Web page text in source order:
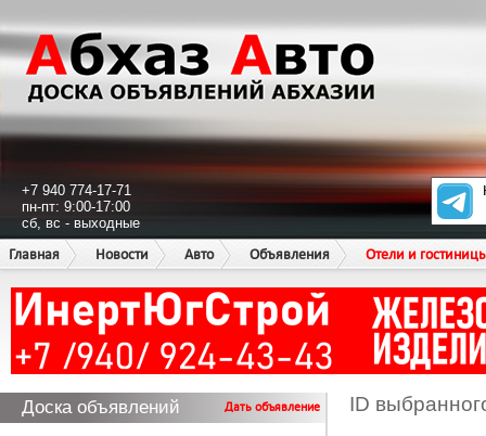
+7 940 774-17-71
пн-пт: 9:00-17:00
сб, вс - выходные
Главная
Новости Авто Объявления Отели и
Доска объявлений Дать объявление ID